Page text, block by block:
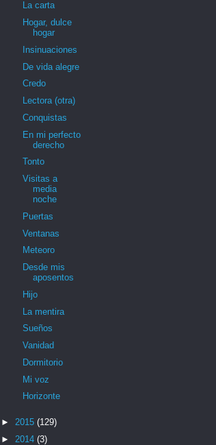
La carta
Hogar, dulce
hogar
Insinuaciones
De vida alegre
Credo
Lectora (otra)
Conquistas
En mi perfecto
derecho
Tonto
Visitas a
media
noche
Puertas
Ventanas
Meteoro
Desde mis
aposentos
Hijo
La mentira
Sueños
Vanidad
Dormitorio
Mi voz
Horizonte
► 2015 (129)
► 2014 (3)